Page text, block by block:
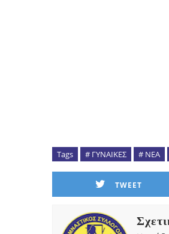
Tags # ΓΥΝΑΙΚΕΣ # ΝΕΑ
TWEET